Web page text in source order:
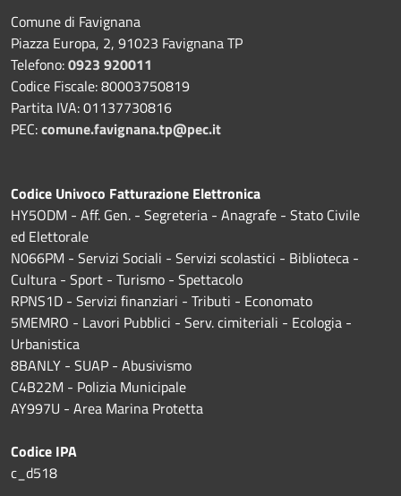
Comune di Favignana
Piazza Europa, 2, 91023 Favignana TP
Telefono:0923 920011
Codice Fiscale: 80003750819
Partita IVA: 01137730816
PEC:comune.favignana.tp@pec.it
Codice Univoco Fatturazione Elettronica
HY5ODM - Aff. Gen. - Segreteria - Anagrafe - Stato Civile
ed Elettorale
N066PM - Servizi Sociali - Servizi scolastici - Biblioteca -
Cultura - Sport - Turismo - Spettacolo
RPNS1D - Servizi finanziari - Tributi - Economato
5MEMRO - Lavori Pubblici - Serv. cimiteriali - Ecologia -
Urbanistica
8BANLY - SUAP - Abusivismo
C4B22M - Polizia Municipale
AY997U - Area Marina Protetta
Codice IPA
c_d518